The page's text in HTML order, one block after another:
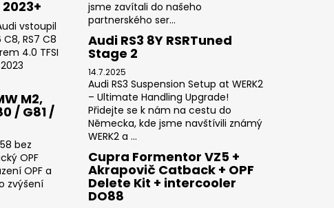
vstoupil
RS7 C8
4.0 TFSI
M2,
/ G81 /
bez
OPF
OPF a
zvýšení
jsme zavítali do našeho
partnerského ser...
Audi RS3 8Y RSRTuned
Stage 2
14.7.2025
Audi RS3 Suspension Setup at WERK2
– Ultimate Handling Upgrade!
Přidejte se k nám na cestu do
Německa, kde jsme navštívili známý
WERK2 a ...
Cupra Formentor VZ5 +
Akrapovič Catback + OPF
Delete Kit + intercooler
DO88